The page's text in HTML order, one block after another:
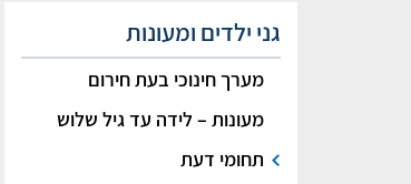
גני ילדים ומעונות
מערך חינוכי בעת חירום
מעונות – לידה עד גיל שלוש
תחומי דעת